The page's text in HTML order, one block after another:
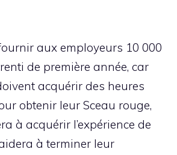
aux employeurs 10 000
de première année, car
acquérir des heures
obtenir leur Sceau rouge,
à acquérir l’expérience de
à terminer leur